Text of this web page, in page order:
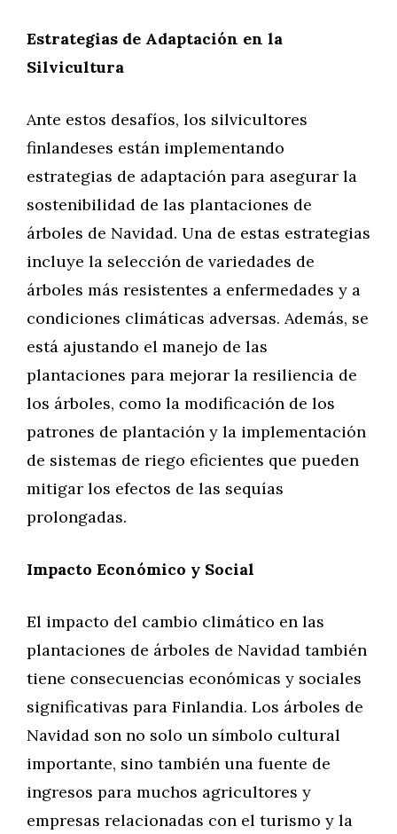
Estrategias de Adaptación en la
Silvicultura
Ante estos desafíos, los silvicultores
finlandeses están implementando
estrategias de adaptación para asegurar la
sostenibilidad de las plantaciones de
árboles de Navidad. Una de estas estrategias
incluye la selección de variedades de
árboles más resistentes a enfermedades y a
condiciones climáticas adversas. Además, se
está ajustando el manejo de las
plantaciones para mejorar la resiliencia de
los árboles, como la modificación de los
patrones de plantación y la implementación
de sistemas de riego eficientes que pueden
mitigar los efectos de las sequías
prolongadas.
Impacto Económico y Social
El impacto del cambio climático en las
plantaciones de árboles de Navidad también
tiene consecuencias económicas y sociales
significativas para Finlandia. Los árboles de
Navidad son no solo un símbolo cultural
importante, sino también una fuente de
ingresos para muchos agricultores y
empresas relacionadas con el turismo y la